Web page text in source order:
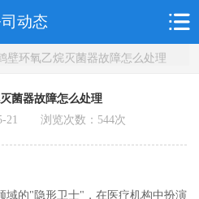
动态
壁环氧乙烷灭菌器故障怎么处理
菌器故障怎么处理
21 浏览次数： 544次
域的"隐形卫士"，在医疗机构中扮演